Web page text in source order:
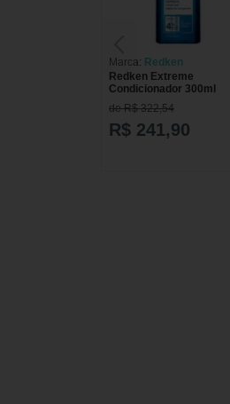
Marca: Redken
Redken Extreme
Condicionador 300ml
de R$ 322,54
R$ 241,90